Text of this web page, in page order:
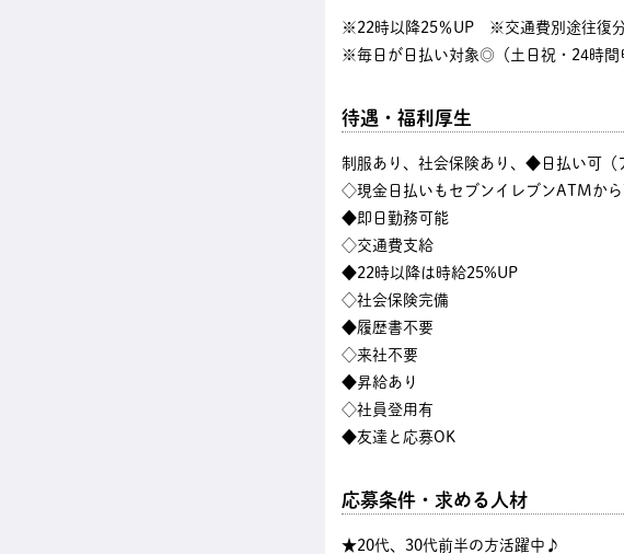
※22時以降25％UP ※交通費別途往復
※毎日が日払い対象◎（土日祝・24時間
待遇・福利厚生
制服あり、社会保険あり、◆日払い可（
◇現金日払いもセブンイレブンATMか
◆即日勤務可能
◇交通費支給
◆22時以降は時給25%UP
◇社会保険完備
◆履歴書不要
◇来社不要
◆昇給あり
◇社員登用有
◆友達と応募OK
応募条件・求める人材
★20代、30代前半の方活躍中♪